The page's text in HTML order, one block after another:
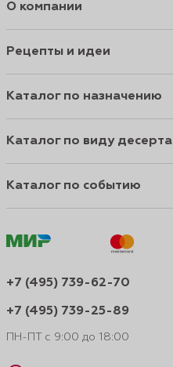
О компании
Рецепты и идеи
Каталог по назначению
Каталог по виду десерта
Каталог по событию
+7 (495) 739-62-70
+7 (495) 739-25-89
ПН-ПТ с 9:00 до 18:00